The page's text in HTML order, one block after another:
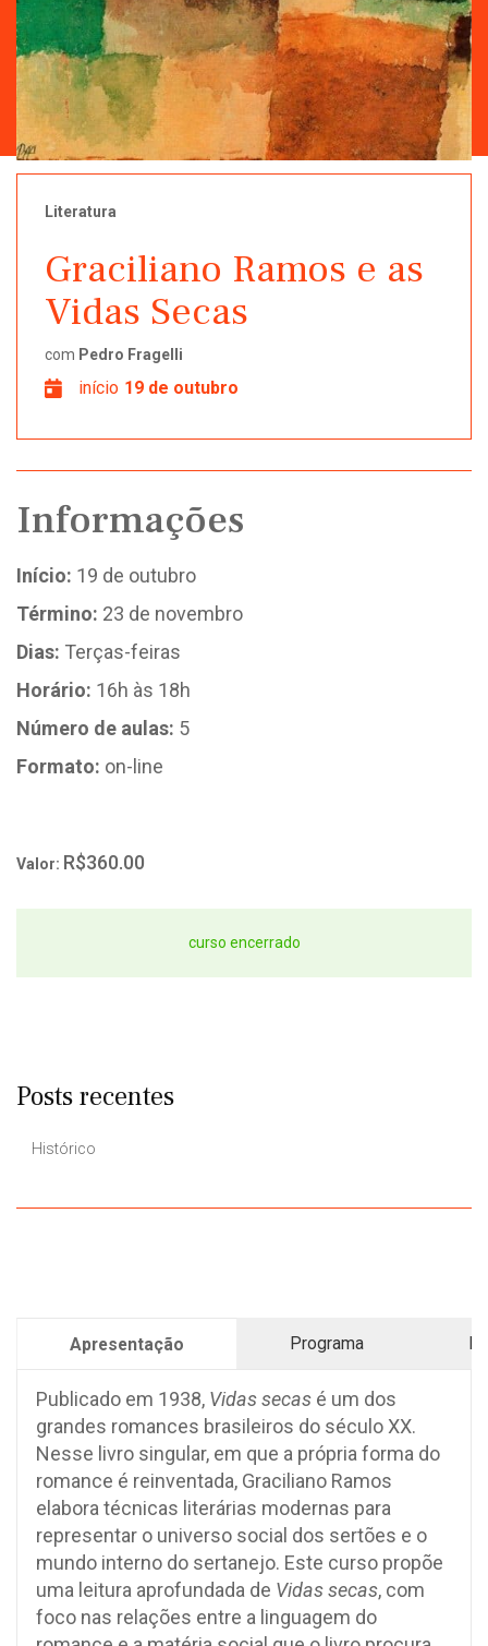
Literatura
Graciliano Ramos e as
Vidas Secas
com Pedro Fragelli
início 19 de outubro
Apresentação Programa
Publicado em 1938, Vidas secasé um dos
grandes romances brasileiros do século XX.
Nesse livro singular, em que a própria forma do
romance é reinventada, Graciliano Ramos
elabora técnicas literárias modernas para
representar o universo social dos sertões e o
mundo interno do sertanejo. Este curso propõe
uma leitura aprofundada de Vidas secas, com
foco nas relações entre a linguagem do
Informações
Início: 19 de outubro
Término: 23 de novembro
Dias: Terças-feiras
Horário: 16h às 18h
Número de aulas: 5
Formato: on-line
Valor: R$360.00
curso encerrado
Posts recentes
Histórico